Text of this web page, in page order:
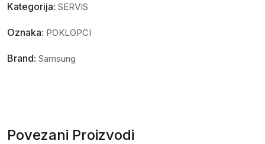
Kategorija: SERVIS
Oznaka: POKLOPCI
Brand: Samsung
Povezani Proizvodi